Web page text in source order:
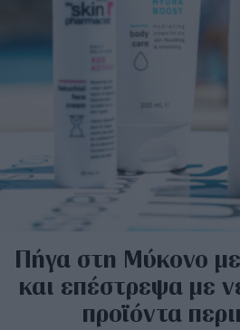
Πήγα στη Μύκονο
και επέστρεψα με
προϊόντα